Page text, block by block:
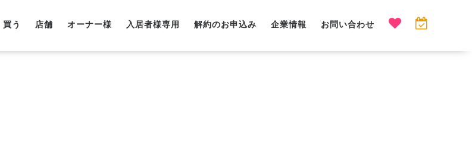
買う 店舗 オーナー様 入居者様専用 解約のお申込み 企業情報 お問い合わせ